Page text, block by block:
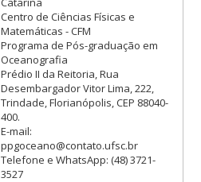
Centro de Ciências Físicas e
Matemáticas - CFM
Programa de Pós-graduação em
Oceanografia
Prédio II da Reitoria, Rua
Desembargador Vitor Lima, 222,
Trindade, Florianópolis, CEP 88040-
400.
E-mail:
ppgoceano@contato.ufsc.br
Telefone e WhatsApp: (48) 3721-
3527